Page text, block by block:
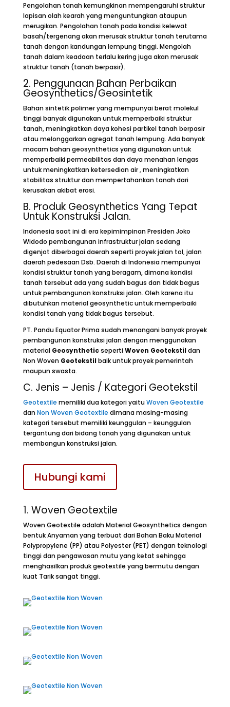
Pengolahan tanah kemungkinan mempengaruhi struktur
lapisan olah kearah yang menguntungkan ataupun
merugikan. Pengolahan tanah pada kondisi kelewat
basah/tergenang akan merusak struktur tanah terutama
tanah dengan kandungan lempung tinggi. Mengolah
tanah dalam keadaan terlalu kering juga akan merusak
struktur tanah (tanah berpasir).
2. Penggunaan Bahan Perbaikan
Geosynthetics/Geosintetik
Bahan sintetik polimer yang mempunyai berat molekul
tinggi banyak digunakan untuk memperbaiki struktur
tanah, meningkatkan daya kohesi partikel tanah berpasir
atau melonggarkan agregat tanah lempung. Ada banyak
macam bahan geosynthetics yang digunakan untuk
memperbaiki permeabilitas dan daya menahan lengas
untuk meningkatkan ketersedian air , meningkatkan
stabilitas struktur dan mempertahankan tanah dari
kerusakan akibat erosi.
B. Produk Geosynthetics Yang Tepat
Untuk Konstruksi Jalan.
Indonesia saat ini di era kepimimpinan Presiden Joko
Widodo pembangunan infrastruktur jalan sedang
digenjot diberbagai daerah seperti proyek jalan tol, jalan
daerah pedesaan Dsb. Daerah di Indonesia mempunyai
kondisi struktur tanah yang beragam, dimana kondisi
tanah tersebut ada yang sudah bagus dan tidak bagus
untuk pembangunan konstruksi jalan. Oleh karena itu
dibutuhkan material geosynthetic untuk memperbaiki
kondisi tanah yang tidak bagus tersebut.
PT. Pandu Equator Prima sudah menangani banyak proyek
pembangunan konstruksi jalan dengan menggunakan
material GeosyntheticsepertiWoven Geotekstildan
Non Woven Geotekstilbaik untuk proyek pemerintah
maupun swasta.
C. Jenis – Jenis / Kategori Geotekstil
Geotextile memiliki dua kategori yaituWoven Geotextile
danNon Woven Geotextile dimana masing-masing
kategori tersebut memiliki keunggulan – keunggulan
tergantung dari bidang tanah yang digunakan untuk
membangun konstruksi jalan.
Hubungi kami
1. Woven Geotextile
Woven Geotextile adalah Material Geosynthetics dengan
bentuk Anyaman yang terbuat dari Bahan Baku Material
Polypropylene (PP) atau Polyester (PET) dengan teknologi
tinggi dan pengawasan mutu yang ketat sehingga
menghasilkan produk geotextile yang bermutu dengan
kuat Tarik sangat tinggi.